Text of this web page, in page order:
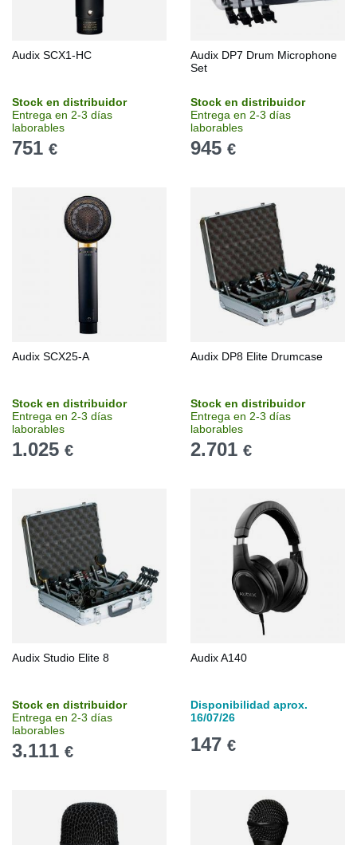
Audix SCX1-HC
Stock en distribuidor
Entrega en 2-3 días
laborables
751 €
Audix DP7 Drum Microphone
Set
Stock en distribuidor
Entrega en 2-3 días
laborables
945 €
Audix SCX25-A
Stock en distribuidor
Entrega en 2-3 días
laborables
1.025 €
Audix DP8 Elite Drumcase
Stock en distribuidor
Entrega en 2-3 días
laborables
2.701 €
Audix Studio Elite 8
Stock en distribuidor
Entrega en 2-3 días
laborables
3.111 €
Audix A140
Disponibilidad aprox.
16/07/26
147 €